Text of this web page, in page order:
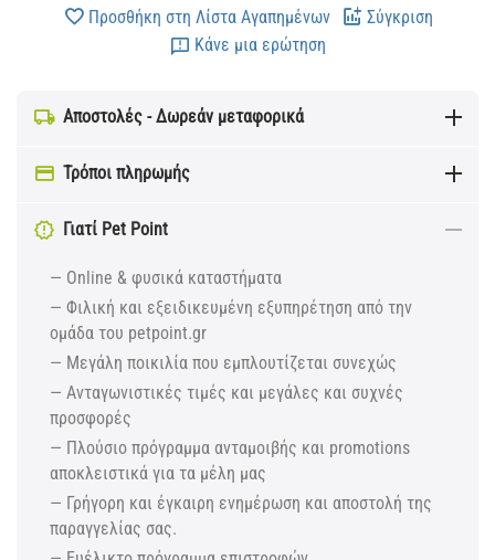
Προσθήκη στη Λίστα Αγαπημένων
Σύγκριση
Κάνε μια ερώτηση
Αποστολές - Δωρεάν μεταφορικά
Τρόποι πληρωμής
Γιατί Pet Point
— Online & φυσικά καταστήματα
— Φιλική και εξειδικευμένη εξυπηρέτηση από την
ομάδα του petpoint.gr
— Μεγάλη ποικιλία που εμπλουτίζεται συνεχώς
— Ανταγωνιστικές τιμές και μεγάλες και συχνές
προσφορές
— Πλούσιο πρόγραμμα ανταμοιβής και promotions
αποκλειστικά για τα μέλη μας
— Γρήγορη και έγκαιρη ενημέρωση και αποστολή της
παραγγελίας σας.